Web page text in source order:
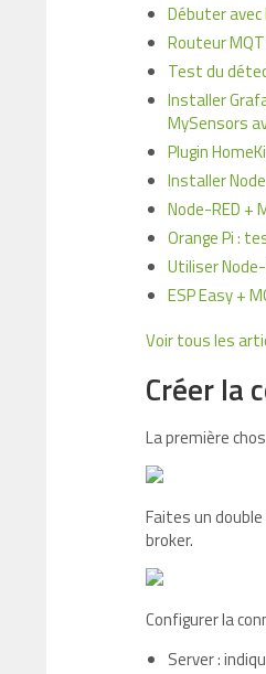
Débuter
Routeur
Test du
Installer
MySensors
Plugin
Installer
Node-RED +
Orange Pi :
Utiliser
ESP Easy +
Voir tous les
Créer la
La première
Faites un
broker.
Configurer la
Server :